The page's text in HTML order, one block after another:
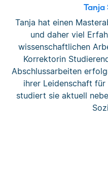
Tanja
Tanja hat einen
und daher viel
wissenschaftlichen
Korrektorin
Abschlussarbeiten
ihrer Leidenschaft
studiert sie aktuell